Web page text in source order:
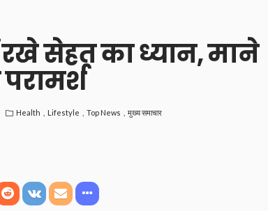
सेहत का ध्यान, माने
परामर्श
Health Lifestyle Top News मुख्य समाचार